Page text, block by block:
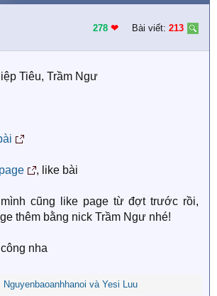
278 ❤︎ Bài viết: 213
Tiêu, Trầm Ngư
, like bài
cũng like page từ đợt trước rồi,
thêm bằng nick Trầm Ngư nhé!
nha
Nguyenbaoanhhanoi và Yesi Luu